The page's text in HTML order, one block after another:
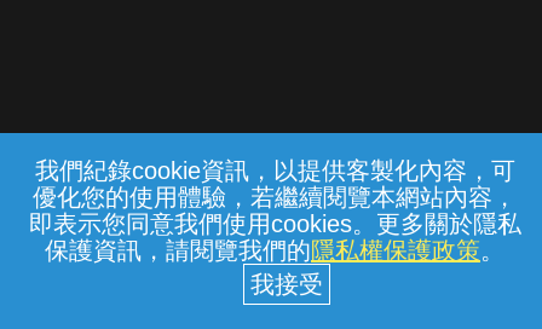
我們紀錄cookie資訊，以提供客製化內容，可
優化您的使用體驗，若繼續閱覽本網站內容，
即表示您同意我們使用cookies。更多關於隱私
保護資訊，請閱覽我們的隱私權保護政策。
常見問題 線上客服 服務條款 隱私權保護
中華電信股份有限公司個人家庭分公司
(統一編號：96979949) © 2026
{{notifyMsg}}